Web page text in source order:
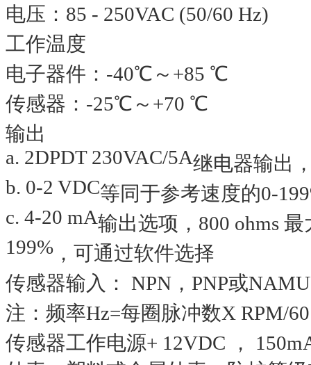
电压： 85 - 250VAC (50/60 Hz)
工作温度
电子器件： -40℃ ～ +85 ℃
传感器： -25℃ ～ +70 ℃
输出
a. 2DPDT 230VAC/5A继电器输出
b. 0-2 VDC等同于参考速度的0-
c. 4-20 mA输出选项， 800 ohms 最
199% ，可通过软件选择
传感器输入：
NPN ， PNP或
注：频率Hz=每圈脉冲数X RPM/60
传感器工作电源+ 12VDC ，